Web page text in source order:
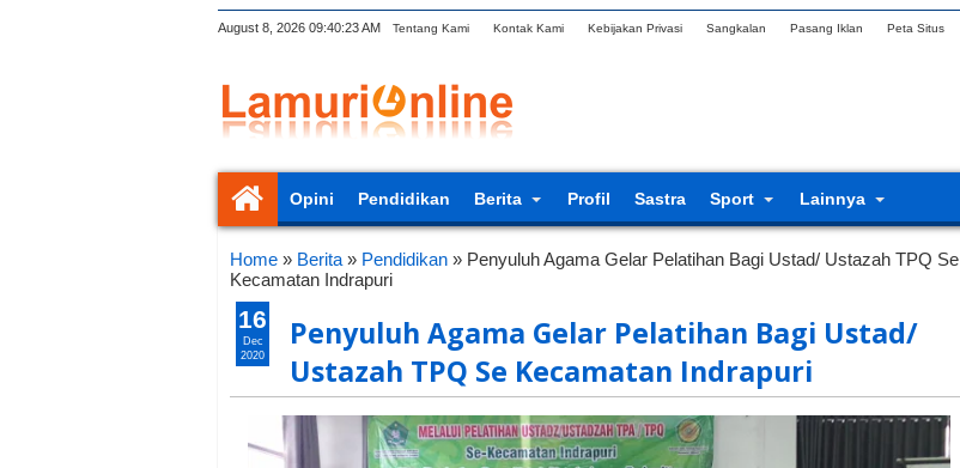
August 8, 2026 09:40:24 AM Tentang Kami Kontak Kami Kebijakan Privasi Sangkalan Pasang Iklan Peta Situs
Opini Pendidikan Berita Profil Sastra Sport Lainnya
Home » Berita » Pendidikan » Penyuluh Agama Gelar Pelatihan Bagi Ustad/ Ustazah TPQ Se
Kecamatan Indrapuri
Penyuluh Agama Gelar Pelatihan Bagi Ustad/
Ustazah TPQ Se Kecamatan Indrapuri
16
Dec
2020